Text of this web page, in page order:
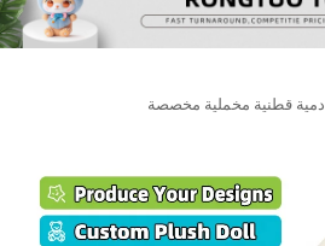
دمية قطنية مخملية مخصصة